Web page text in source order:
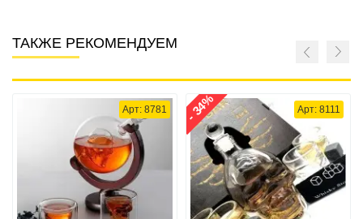
ТАКЖЕ РЕКОМЕНДУЕМ
Арт: 8781 Арт: 8111
- 34%